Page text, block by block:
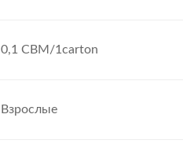
0,1 CBM/1carton
Взрослые